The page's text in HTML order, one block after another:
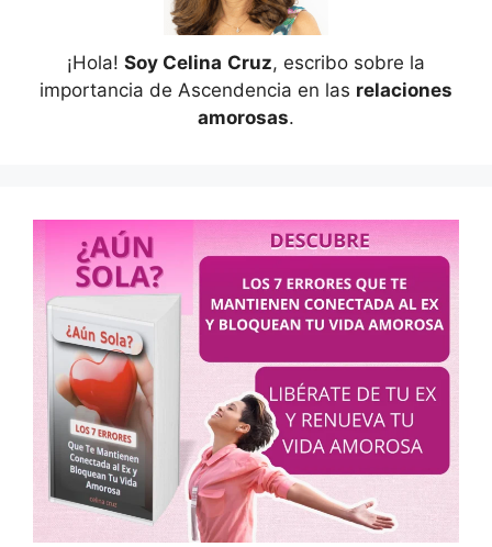
¡Hola! Soy Celina Cruz, escribo sobre la
importancia de Ascendencia en las relaciones
amorosas.